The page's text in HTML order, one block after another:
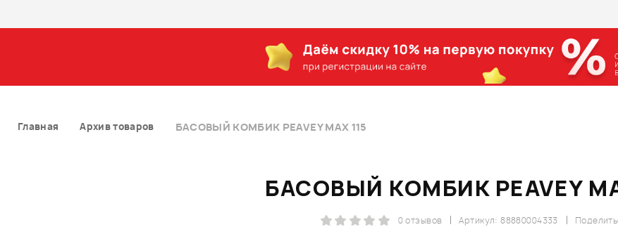
Главная Архив товаров БАСОВЫЙ КОМБИК PEAVEY MAX 115
БАСОВЫЙ КОМБИК PEAVEY
Артикул: 88880004333
0 отзывов